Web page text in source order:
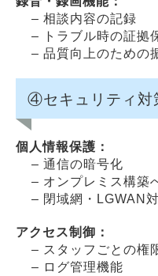
– 相談内容の記録
– トラブル時の証拠
– 品質向上のための
④セキュリティ対
個人情報保護：
– 通信の暗号化
– オンプレミス構築
– 閉域網・LGWAN
アクセス制御：
– スタッフごとの権
– ログ管理機能